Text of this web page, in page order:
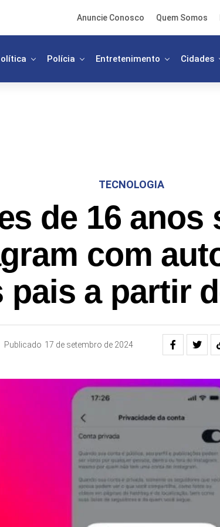
Anuncie Conosco Quem Somos
Polícia Entretenimento Cidades
TECNOLOGIA
de 16 anos
com
pais a partir
Publicado 17 de setembro de 2024